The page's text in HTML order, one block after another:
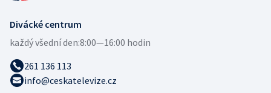
Divácké centrum
každý všední den:8:00—16:00 hodin
261 136 113
info@ceskatelevize.cz